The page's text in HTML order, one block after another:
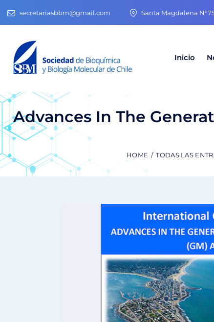
secretariasbbm@gmail.com Santa Magdalena
Inicio
Advances In The
HOME TODAS LAS